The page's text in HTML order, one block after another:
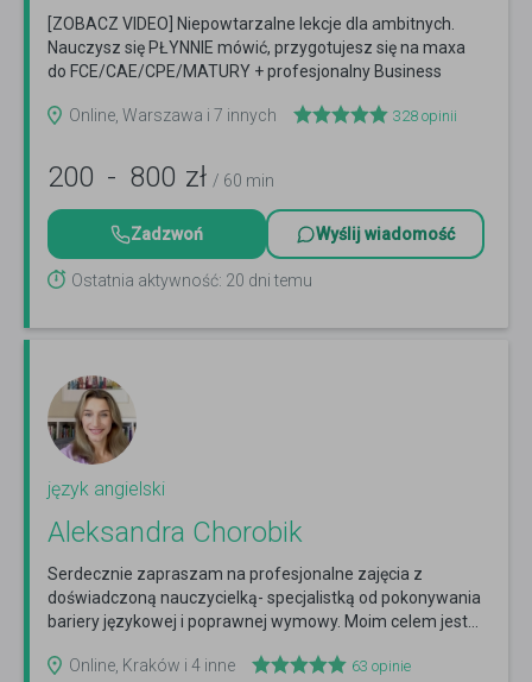
[ZOBACZ VIDEO] Niepowtarzalne lekcje dla ambitnych.
Nauczysz się PŁYNNIE mówić, przygotujesz się na maxa
do FCE/CAE/CPE/MATURY + profesjonalny Business
Online, Warszawa i 7 innych
328 opinii
200 - 800 zł / 60 min
Zadzwoń Wyślij wiadomość
Ostatnia aktywność: 20 dni temu
język angielski
Aleksandra Chorobik
Serdecznie zapraszam na profesjonalne zajęcia z
doświadczoną nauczycielką- specjalistką od pokonywania
bariery językowej i poprawnej wymowy. Moim celem jest...
Online, Kraków i 4 inne
63 opinie